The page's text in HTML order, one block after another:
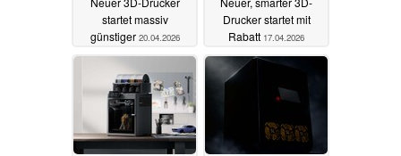
startet massiv
günstiger 20.04.2026
Drucker startet mit
Rabatt 17.04.2026